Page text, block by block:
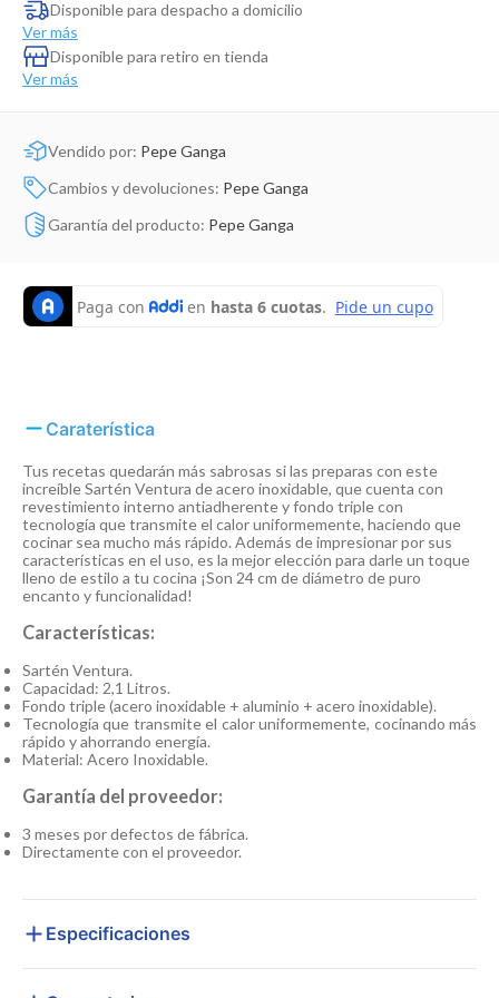
Disponible para despacho a domicilio
Ver más
Disponible para retiro en tienda
Ver más
Vendido por: Pepe Ganga
Cambios y devoluciones: Pepe Ganga
Garantía del producto: Pepe Ganga
Caraterística
Tus recetas quedarán más sabrosas si las preparas con este
increíble Sartén Ventura de acero inoxidable, que cuenta con
revestimiento interno antiadherente y fondo triple con
tecnología que transmite el calor uniformemente, haciendo que
cocinar sea mucho más rápido. Además de impresionar por sus
características en el uso, es la mejor elección para darle un toque
lleno de estilo a tu cocina ¡Son 24 cm de diámetro de puro
encanto y funcionalidad!
Características:
Sartén Ventura.
Capacidad: 2,1 Litros.
Fondo triple (acero inoxidable + aluminio + acero inoxidable).
Tecnología que transmite el calor uniformemente, cocinando más
rápido y ahorrando energía.
Material: Acero Inoxidable.
Garantía del proveedor:
3 meses por defectos de fábrica.
Directamente con el proveedor.
Especificaciones
Dinosaurio Juguete